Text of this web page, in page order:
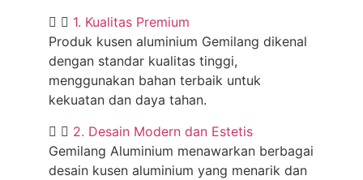
1. Kualitas Premium
Produk kusen aluminium Gemilang dikenal
dengan standar kualitas tinggi,
menggunakan bahan terbaik untuk
kekuatan dan daya tahan.
2. Desain Modern dan Estetis
Gemilang Aluminium menawarkan berbagai
desain kusen aluminium yang menarik dan